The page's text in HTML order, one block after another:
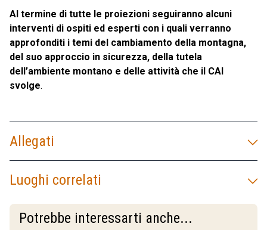
Al termine di tutte le proiezioni seguiranno alcuni
interventi di ospiti ed esperti con i quali verranno
approfonditi i temi del cambiamento della montagna,
del suo approccio in sicurezza, della tutela
dell’ambiente montano e delle attività che il CAI
svolge.
Allegati
Luoghi correlati
Potrebbe interessarti anche...